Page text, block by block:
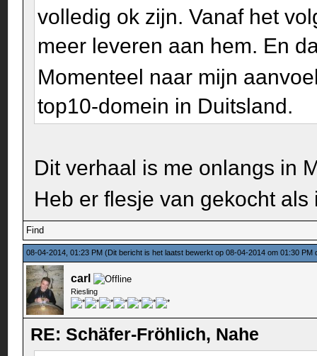
volledig ok zijn. Vanaf het
meer leveren aan hem. En
Momenteel naar mijn
top10-domein in Duitsland.
Dit verhaal is me onlangs in
Heb er flesje van gekocht
Find
08-04-2014, 01:23 PM(Dit bericht is het laatst bewerkt op 08-04-2014 om 01:30 PM
carl
Riesling
RE: Schäfer-Fröhlich, Nahe